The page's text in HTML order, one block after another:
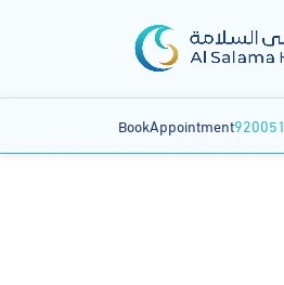
BookAppointment